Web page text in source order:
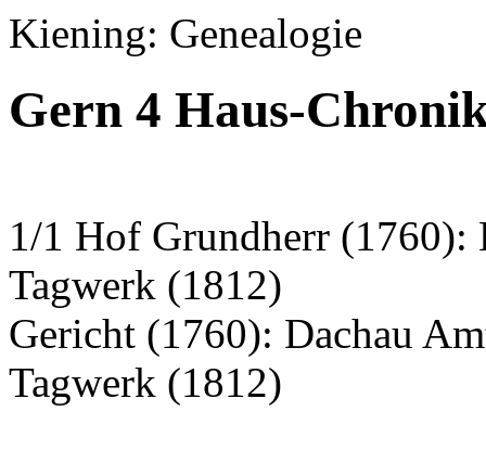
Kiening: Genealogie
Gern 4 Haus-
1/1 Hof Grundherr (1760):
Tagwerk (1812)
Gericht (1760): Dachau
Tagwerk (1812)